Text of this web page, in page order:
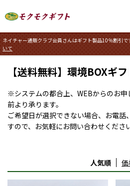
ネイチャー通販クラブ会員さんはギフト製品10％割引で
いて
【送料無料】環境BOXギ
※システムの都合上、WEBからのお申
前より承ります。
ご希望日が選択できない場合、お電話
すので、お気軽にお問い合わせください
人気順